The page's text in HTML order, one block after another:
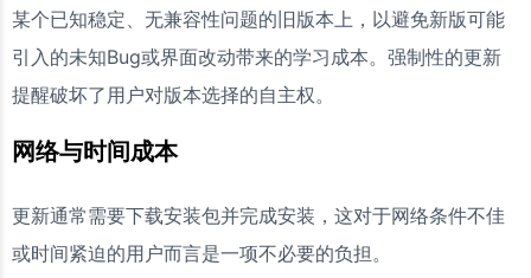
某个已知稳定、无兼容性问题的旧版本上，以避免新版可能
引入的未知Bug或界面改动带来的学习成本。强制性的更新
提醒破坏了用户对版本选择的自主权。
网络与时间成本
更新通常需要下载安装包并完成安装，这对于网络条件不佳
或时间紧迫的用户而言是一项不必要的负担。